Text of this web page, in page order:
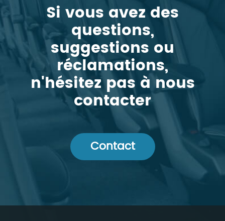
Si vous avez des
questions,
suggestions ou
réclamations,
n'hésitez pas à nous
contacter
Contact